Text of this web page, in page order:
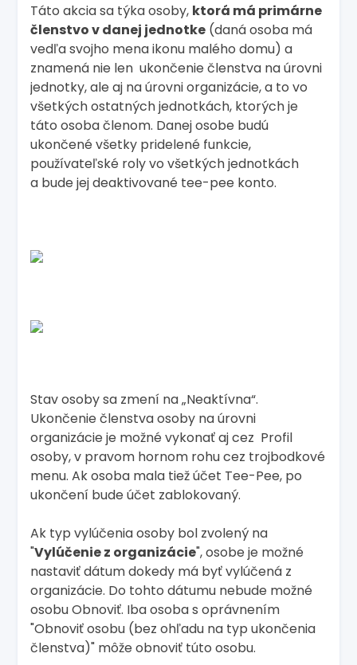
Táto akcia sa týka osoby, ktorá má primárne
členstvo v danej jednotke (daná osoba má
vedľa svojho mena ikonu malého domu) a
znamená nie len ukončenie členstva na úrovni
jednotky, ale aj na úrovni organizácie, a to vo
všetkých ostatných jednotkách, ktorých je
táto osoba členom. Danej osobe budú
ukončené všetky pridelené funkcie,
používateľské roly vo všetkých jednotkách
a bude jej deaktivované tee-pee konto.
Stav osoby sa zmení na „Neaktívna“.
Ukončenie členstva osoby na úrovni
organizácie je možné vykonať aj cez Profil
osoby, v pravom hornom rohu cez trojbodkové
menu. Ak osoba mala tiež účet Tee-Pee, po
ukončení bude účet zablokovaný.
Ak typ vylúčenia osoby bol zvolený na
"Vylúčenie z organizácie", osobe je možné
nastaviť dátum dokedy má byť vylúčená z
organizácie. Do tohto dátumu nebude možné
osobu Obnoviť. Iba osoba s oprávnením
"Obnoviť osobu (bez ohľadu na typ ukončenia
členstva)" môže obnoviť túto osobu.